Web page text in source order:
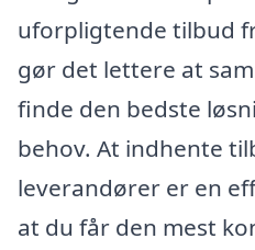
uforpligtende tilbud
gør det lettere at
finde den bedste
behov. At indhente
leverandører er en
at du får den mest